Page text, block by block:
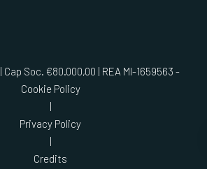
Cap Soc. €80.000,00 | REA MI-1659563 -
Cookie Policy
Privacy Policy
Credits